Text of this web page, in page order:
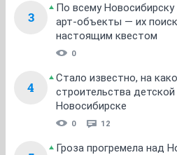
3
По всему
арт-объекты — их
настоящим квестом
0
4
Стало известно, на
строительства
Новосибирске
0 12
Гроза прогремела над